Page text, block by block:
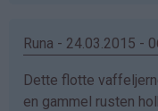
Runa - 24.03.2015 -
Dette flotte
en gammel rusten